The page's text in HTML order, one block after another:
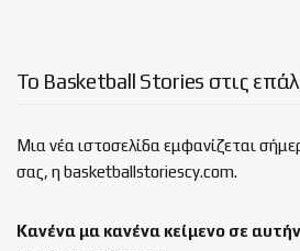
Το Basketball Stories στις
Μια νέα ιστοσελίδα εμφανίζεται
σας, η basketballstoriescy.com.
Κανένα μα κανένα κείμενο σε